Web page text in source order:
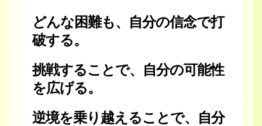
どんな困難も、自分の信念で打
破する。
挑戦することで、自分の可能性
を広げる。
逆境を乗り越えることで、自分